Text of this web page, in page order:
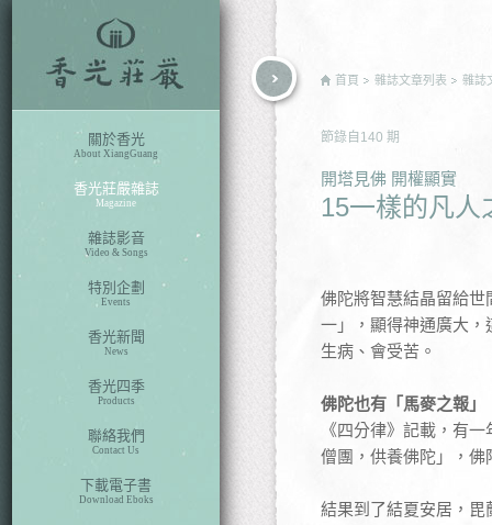
關於香光
About XiangGuang
香光莊嚴雜誌
Magazine
雜誌影音
Video & Songs
特別企劃
Events
香光新聞
News
香光四季
Products
聯絡我們
Contact Us
下載電子書
Download Eboks
首頁 雜誌文章列表 雜誌
節錄自 140 期
開塔見佛 開權顯實
15一樣的凡人
佛陀將智慧結晶留給
一」，顯得神通廣大
生病、會受苦。
佛陀也有「馬麥之報」
《四分律》記載，有
僧團，供養佛陀」，佛
結果到了結夏安居，